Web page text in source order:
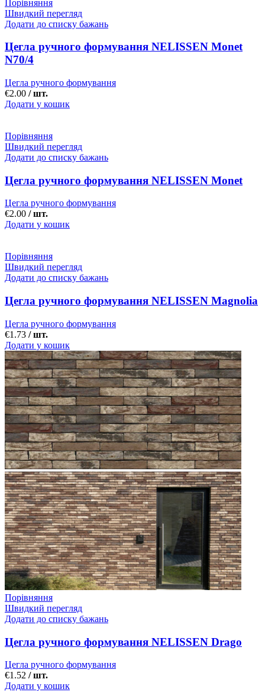
Порівняння
Швидкий перегляд
Додати до списку бажань
Цегла ручного формування NELISSEN Monet
N70/4
Цегла ручного формування
€2.00 / шт.
Додати у кошик
Порівняння
Швидкий перегляд
Додати до списку бажань
Цегла ручного формування NELISSEN Monet
Цегла ручного формування
€2.00 / шт.
Додати у кошик
Порівняння
Швидкий перегляд
Додати до списку бажань
Цегла ручного формування NELISSEN Magnolia
Цегла ручного формування
€1.73 / шт.
Додати у кошик
Порівняння
Швидкий перегляд
Додати до списку бажань
Цегла ручного формування NELISSEN Drago
Цегла ручного формування
€1.52 / шт.
Додати у кошик